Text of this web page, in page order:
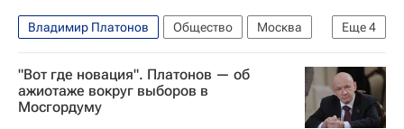
Еще4
Владимир Платонов Общество
Москва
Юрий Лужков
Сергей Собянин
Московская городская дума
Умер Юрий Лужков
"Вот где новация". Платонов — об
ажиотаже вокруг выборов в
Мосгордуму